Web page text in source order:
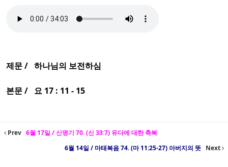
제문 / 하나님의 보전하심
본문 / 요 17 : 11 - 15
Prev 6월 17일 / 신명기 70. (신 33:7) 유다에 대한 축복
6월 14일 / 마태복음 74. (마 11:25-27) 아버지의 뜻 Next